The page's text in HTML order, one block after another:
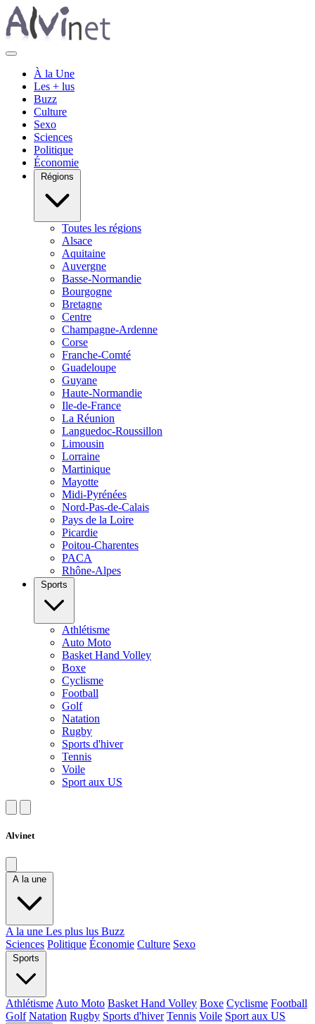
À la Une
Les + lus
Buzz
Culture
Sexo
Sciences
Politique
Économie
Régions
Toutes les régions
Alsace
Aquitaine
Auvergne
Basse-Normandie
Bourgogne
Bretagne
Centre
Champagne-Ardenne
Corse
Franche-Comté
Guadeloupe
Guyane
Haute-Normandie
Ile-de-France
La Réunion
Languedoc-Roussillon
Limousin
Lorraine
Martinique
Mayotte
Midi-Pyrénées
Nord-Pas-de-Calais
Pays de la Loire
Picardie
Poitou-Charentes
PACA
Rhône-Alpes
Sports
Athlétisme
Auto Moto
Basket Hand Volley
Boxe
Cyclisme
Football
Golf
Natation
Rugby
Sports d'hiver
Tennis
Voile
Sport aux US
Alvinet
A la une
A la une Les plus lus Buzz
Sciences Politique Économie Culture Sexo
Sports
Athlétisme Auto Moto Basket Hand Volley Boxe Cyclisme Football
Golf Natation Rugby Sports d'hiver Tennis Voile Sport aux US